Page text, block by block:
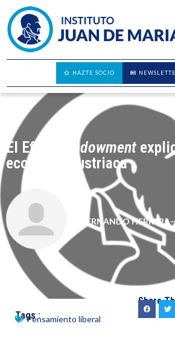
HAZTE SOCIO
El Efecto Endowment
economía austriaca
FERNANDO
Tags :Pensamiento liberal
Share